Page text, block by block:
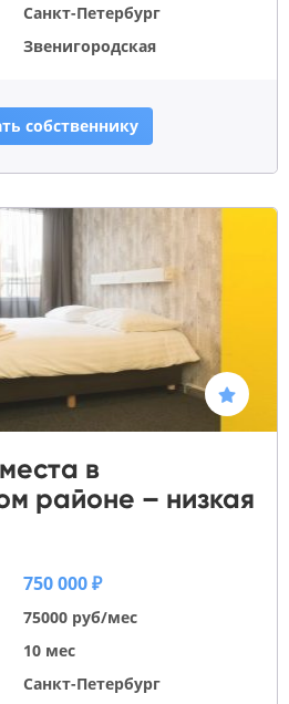
Санкт-Петербург
Звенигородская
собственнику
в
районе – низкая
750 000 ₽
75000 руб/мес
10 мес
Санкт-Петербург